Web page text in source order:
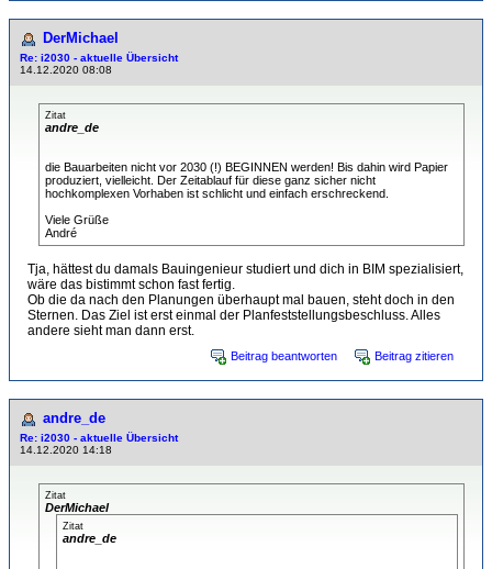
DerMichael
Re: i2030 - aktuelle Übersicht
14.12.2020 08:08
Zitat
andre_de
die Bauarbeiten nicht vor 2030 (!) BEGINNEN werden! Bis dahin wird Papier
produziert, vielleicht. Der Zeitablauf für diese ganz sicher nicht
hochkomplexen Vorhaben ist schlicht und einfach erschreckend.
Viele Grüße
André
Tja, hättest du damals Bauingenieur studiert und dich in BIM spezialisiert,
wäre das bistimmt schon fast fertig.
Ob die da nach den Planungen überhaupt mal bauen, steht doch in den
Sternen. Das Ziel ist erst einmal der Planfeststellungsbeschluss. Alles
andere sieht man dann erst.
Beitrag beantworten Beitrag zitieren
andre_de
Re: i2030 - aktuelle Übersicht
14.12.2020 14:18
Zitat
DerMichael
Zitat
andre_de